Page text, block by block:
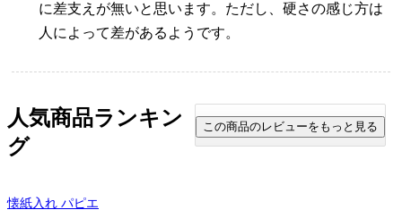
に差支えが無いと思います。ただし、硬さの感じ方は
人によって差があるようです。
人気商品ランキン
グ
懐紙入れ パピエ